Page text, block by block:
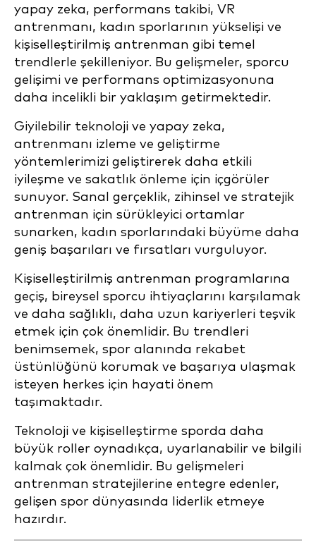
yapay zeka, performans takibi, VR
antrenmanı, kadın sporlarının yükselişi ve
kişiselleştirilmiş antrenman gibi temel
trendlerle şekilleniyor. Bu gelişmeler, sporcu
gelişimi ve performans optimizasyonuna
daha incelikli bir yaklaşım getirmektedir.
Giyilebilir teknoloji ve yapay zeka,
antrenmanı izleme ve geliştirme
yöntemlerimizi geliştirerek daha etkili
iyileşme ve sakatlık önleme için içgörüler
sunuyor. Sanal gerçeklik, zihinsel ve stratejik
antrenman için sürükleyici ortamlar
sunarken, kadın sporlarındaki büyüme daha
geniş başarıları ve fırsatları vurguluyor.
Kişiselleştirilmiş antrenman programlarına
geçiş, bireysel sporcu ihtiyaçlarını karşılamak
ve daha sağlıklı, daha uzun kariyerleri teşvik
etmek için çok önemlidir. Bu trendleri
benimsemek, spor alanında rekabet
üstünlüğünü korumak ve başarıya ulaşmak
isteyen herkes için hayati önem
taşımaktadır.
Teknoloji ve kişiselleştirme sporda daha
büyük roller oynadıkça, uyarlanabilir ve bilgili
kalmak çok önemlidir. Bu gelişmeleri
antrenman stratejilerine entegre edenler,
gelişen spor dünyasında liderlik etmeye
hazırdır.